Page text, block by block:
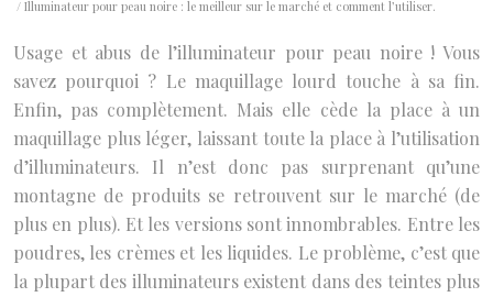
/ Illuminateur pour peau noire : le meilleur sur le marché et comment l’utiliser.
Usage et abus de l’illuminateur pour peau noire ! Vous
savez pourquoi ? Le maquillage lourd touche à sa fin.
Enfin, pas complètement. Mais elle cède la place à un
maquillage plus léger, laissant toute la place à l’utilisation
d’illuminateurs. Il n’est donc pas surprenant qu’une
montagne de produits se retrouvent sur le marché (de
plus en plus). Et les versions sont innombrables. Entre les
poudres, les crèmes et les liquides. Le problème, c’est que
la plupart des illuminateurs existent dans des teintes plus